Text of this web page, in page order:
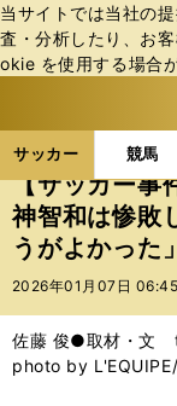
当サイトでは当社の
査・分析したり、お
okie を使⽤する場合
サッカー 競馬
ス
ポ
ル
テ
ー
バ
サッカーの
【サッカー事
神智和は惨敗
うがよかった
2026年01月07日
佐藤 俊●取材・文
photo by